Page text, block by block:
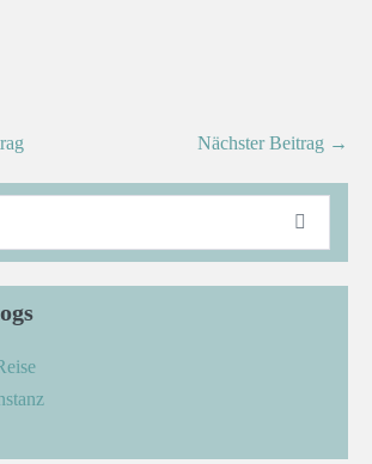
Nächster Beitrag →